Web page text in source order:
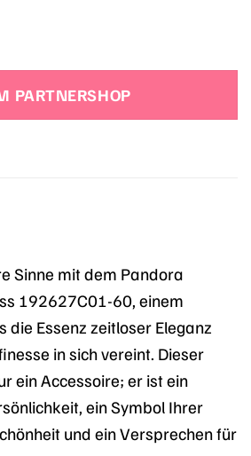
PARTNERSHOP
Sinne mit dem Pandora
192627C01-60, einem
die Essenz zeitloser Eleganz
in sich vereint. Dieser
ein Accessoire; er ist ein
ein Symbol Ihrer
und ein Versprechen für